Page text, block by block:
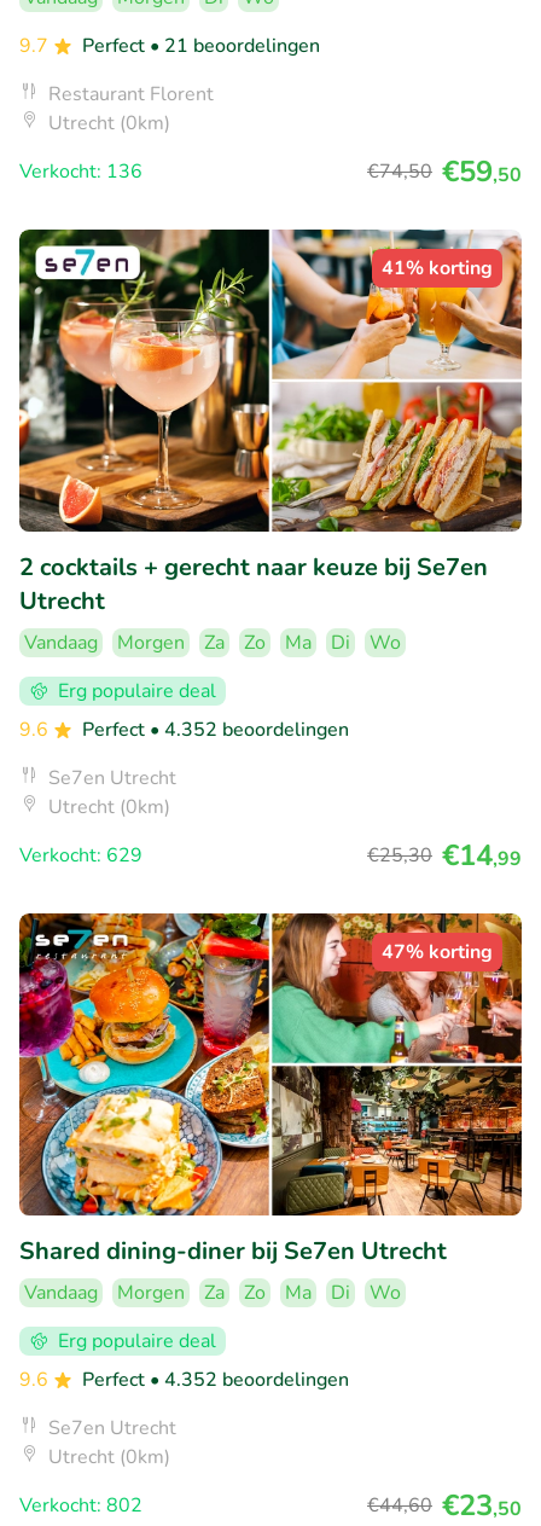
9.7
Perfect • 21 beoordelingen
Restaurant Florent
Utrecht (0km)
Verkocht: 136
€74,50 €59,50
41% korting
2 cocktails + gerecht naar keuze bij Se7en
Utrecht
Vandaag Morgen Za Zo Ma Di
Wo
Erg populaire deal
9.6
Perfect • 4.352 beoordelingen
Se7en Utrecht
Utrecht (0km)
Verkocht: 629
€25,30 €14,99
47% korting
Shared dining-diner bij Se7en Utrecht
Vandaag Morgen Za Zo Ma Di
Wo
Erg populaire deal
9.6
Perfect • 4.352 beoordelingen
Se7en Utrecht
Utrecht (0km)
Verkocht: 802
€44,60 €23,50